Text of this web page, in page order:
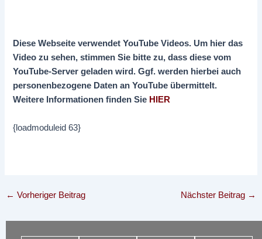
Diese Webseite verwendet YouTube Videos. Um hier das
Video zu sehen, stimmen Sie bitte zu, dass diese vom
YouTube-Server geladen wird. Ggf. werden hierbei auch
personenbezogene Daten an YouTube übermittelt.
Weitere Informationen finden Sie HIER
{loadmoduleid 63}
← Vorheriger Beitrag Nächster Beitrag →